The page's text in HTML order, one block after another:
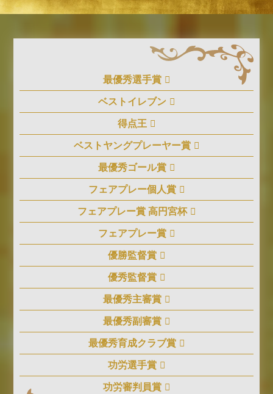
最優秀選手賞
ベストイレブン
得点王
ベストヤングプレーヤー賞
最優秀ゴール賞
フェアプレー個人賞
フェアプレー賞 高円宮杯
フェアプレー賞
優勝監督賞
優秀監督賞
最優秀主審賞
最優秀副審賞
最優秀育成クラブ賞
功労選手賞
功労審判員賞